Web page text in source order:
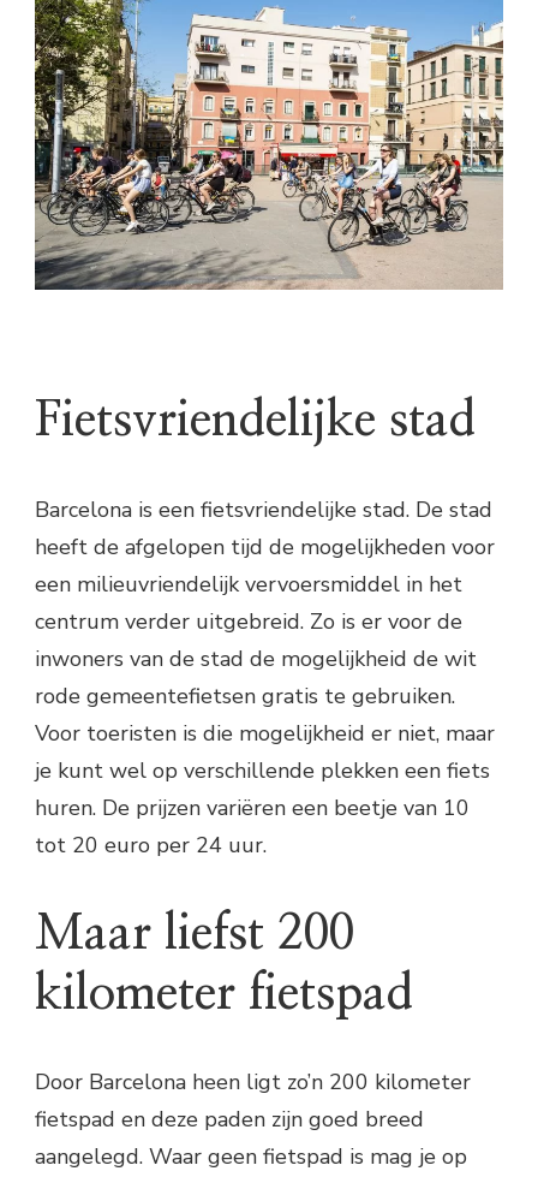
Fietsvriendelijke stad
Barcelona is een fietsvriendelijke stad. De stad
heeft de afgelopen tijd de mogelijkheden voor
een milieuvriendelijk vervoersmiddel in het
centrum verder uitgebreid. Zo is er voor de
inwoners van de stad de mogelijkheid de wit
rode gemeentefietsen gratis te gebruiken.
Voor toeristen is die mogelijkheid er niet, maar
je kunt wel op verschillende plekken een fiets
huren. De prijzen variëren een beetje van 10
tot 20 euro per 24 uur.
Maar liefst 200
kilometer fietspad
Door Barcelona heen ligt zo’n 200 kilometer
fietspad en deze paden zijn goed breed
aangelegd. Waar geen fietspad is mag je op